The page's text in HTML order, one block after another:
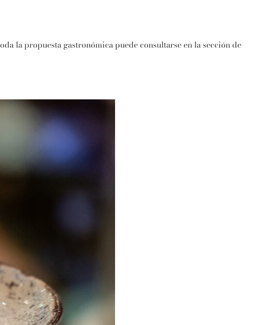
la propuesta gastronómica puede consultarse en la sección de